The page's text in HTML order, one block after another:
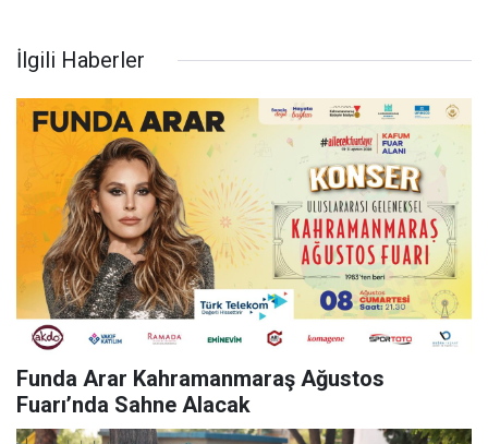
İlgili Haberler
Funda Arar Kahramanmaraş Ağustos
Fuarı’nda Sahne Alacak